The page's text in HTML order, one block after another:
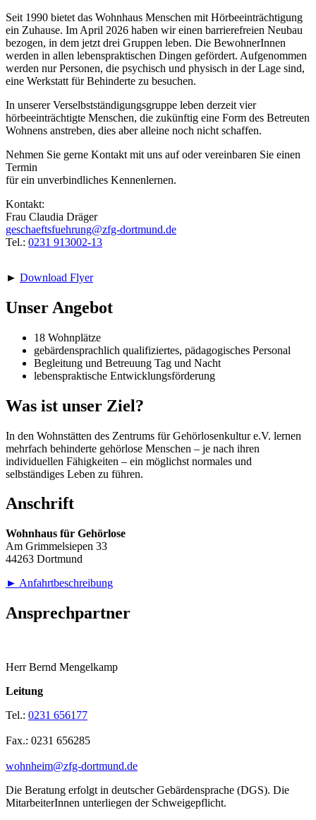
Seit 1990 bietet das Wohnhaus Menschen mit Hörbeeinträchtigung
ein Zuhause. Im April 2026 haben wir einen barrierefreien Neubau
bezogen, in dem jetzt drei Gruppen leben. Die BewohnerInnen
werden in allen lebenspraktischen Dingen gefördert. Aufgenommen
werden nur Personen, die psychisch und physisch in der Lage sind,
eine Werkstatt für Behinderte zu besuchen.
In unserer Verselbstständigungsgruppe leben derzeit vier
hörbeeinträchtigte Menschen, die zukünftig eine Form des Betreuten
Wohnens anstreben, dies aber alleine noch nicht schaffen.
Nehmen Sie gerne Kontakt mit uns auf oder vereinbaren Sie einen
Termin
für ein unverbindliches Kennenlernen.
Kontakt:
Frau Claudia Dräger
geschaeftsfuehrung@zfg-dortmund.de
Tel.: 0231 913002-13
► Download Flyer
Unser Angebot
18 Wohnplätze
gebärdensprachlich qualifiziertes, pädagogisches Personal
Begleitung und Betreuung Tag und Nacht
lebenspraktische Entwicklungsförderung
Was ist unser Ziel?
In den Wohnstätten des Zentrums für Gehörlosenkultur e.V. lernen
mehrfach behinderte gehörlose Menschen – je nach ihren
individuellen Fähigkeiten – ein möglichst normales und
selbständiges Leben zu führen.
Anschrift
Wohnhaus für Gehörlose
Am Grimmelsiepen 33
44263 Dortmund
► Anfahrtbeschreibung
Ansprechpartner
Herr Bernd Mengelkamp
Leitung
Tel.: 0231 656177
Fax.: 0231 656285
wohnheim@zfg-dortmund.de
Die Beratung erfolgt in deutscher Gebärdensprache (DGS). Die
MitarbeiterInnen unterliegen der Schweigepflicht.